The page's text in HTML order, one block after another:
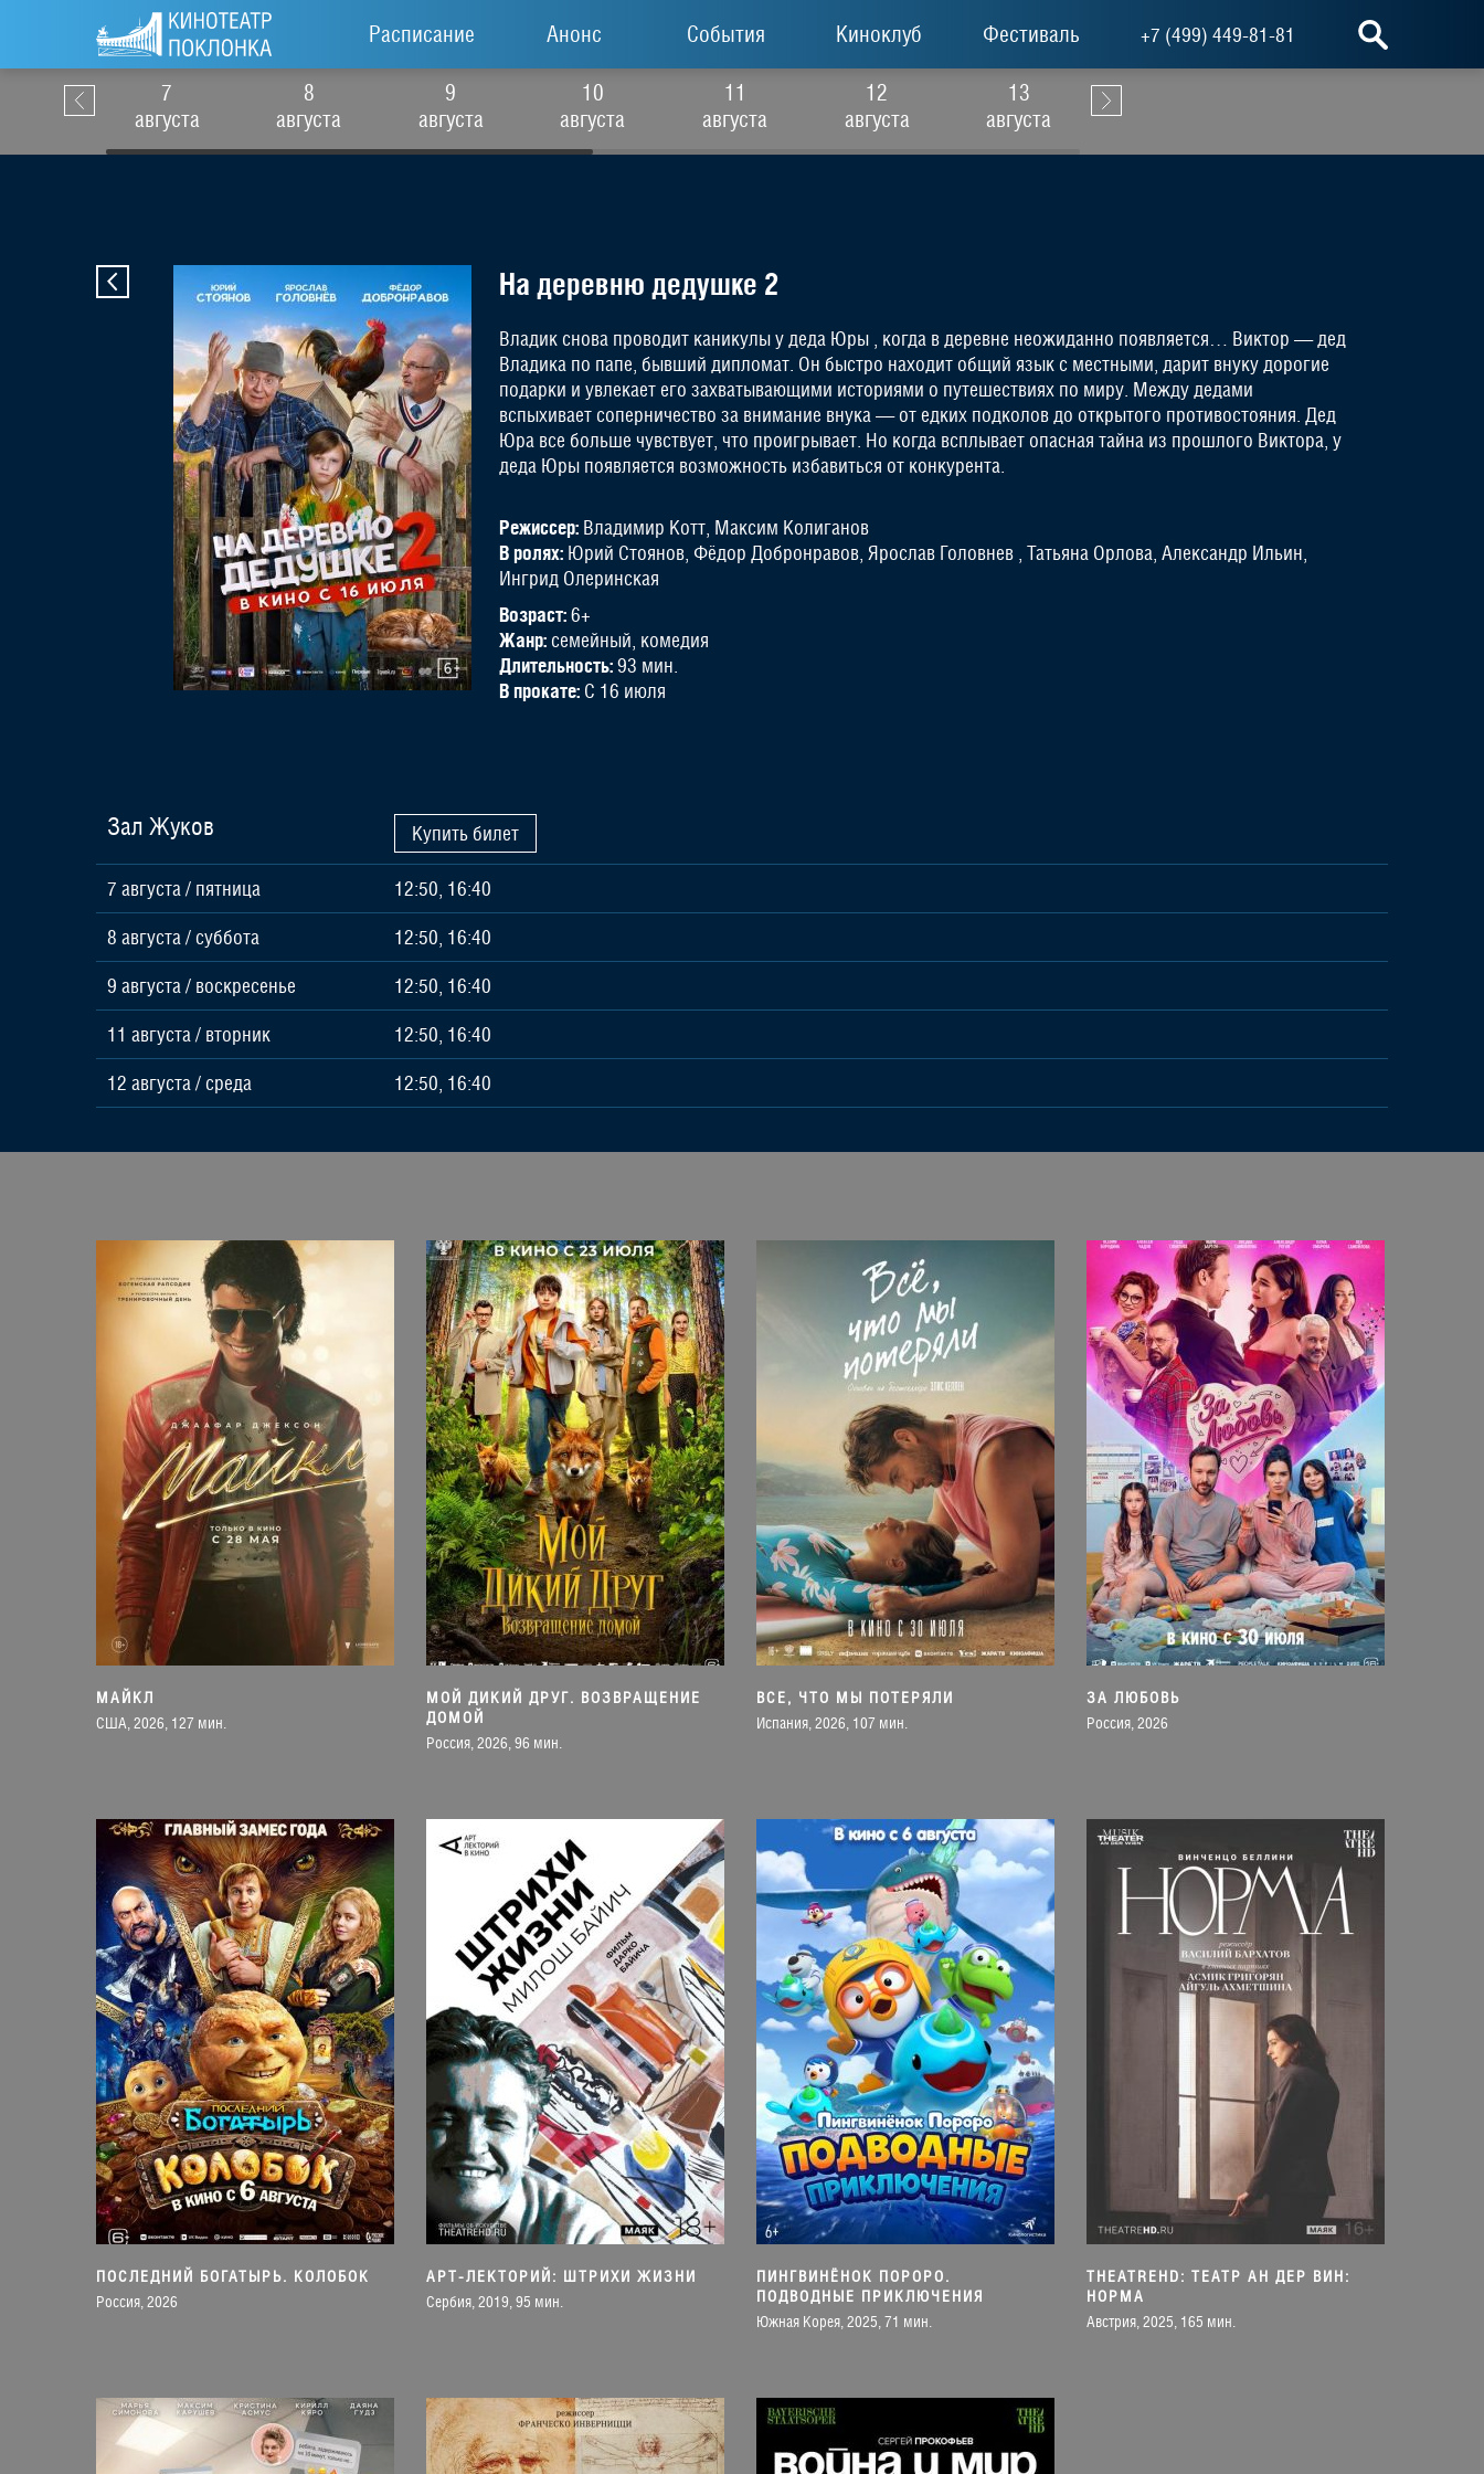
Расписание Анонс События Киноклуб Фестиваль +7 (499) 449-81-81
7
августа
8
августа
9
августа
10
августа
11
августа
12
августа
13
августа
На деревню дедушке 2
Владик снова проводит каникулы у деда Юры , когда в деревне неожиданно появляется… Виктор — дед
Владика по папе, бывший дипломат. Он быстро находит общий язык с местными, дарит внуку дорогие
подарки и увлекает его захватывающими историями о путешествиях по миру. Между дедами
вспыхивает соперничество за внимание внука — от едких подколов до открытого противостояния. Дед
Юра все больше чувствует, что проигрывает. Но когда всплывает опасная тайна из прошлого Виктора, у
деда Юры появляется возможность избавиться от конкурента.
Режиссер: Владимир Котт, Максим Колиганов
В ролях: Юрий Стоянов, Фёдор Добронравов, Ярослав Головнев , Татьяна Орлова, Александр Ильин,
Ингрид Олеринская
Возраст:6+
Жанр:семейный, комедия
Длительность:93 мин.
В прокате: С 16 июля
Зал Жуков Купить билет
7 августа / пятница 12:50, 16:40
8 августа /суббота 12:50, 16:40
9 августа / воскресенье 12:50, 16:40
11 августа / вторник 12:50, 16:40
12 августа /среда 12:50, 16:40
МАЙКЛ
США, 2026, 127 мин.
МОЙ ДИКИЙ ДРУГ. ВОЗВРАЩЕНИЕ
ДОМОЙ
Россия, 2026, 96 мин.
ВСЕ, ЧТО МЫ ПОТЕРЯЛИ
Испания, 2026, 107 мин.
ЗА ЛЮБОВЬ
Россия, 2026
ПОСЛЕДНИЙ БОГАТЫРЬ. КОЛОБОК
Россия, 2026
АРТ-ЛЕКТОРИЙ: ШТРИХИ ЖИЗНИ
Сербия, 2019, 95 мин.
ПИНГВИНЁНОК ПОРОРО.
ПОДВОДНЫЕ ПРИКЛЮЧЕНИЯ
Южная Корея, 2025, 71 мин.
THEATREHD: ТЕАТР АН ДЕР ВИН:
НОРМА
Австрия, 2025, 165 мин.